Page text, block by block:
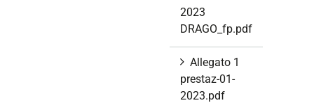
2023
DRAGO_fp.pdf
Allegato 1
prestaz-01-
2023.pdf